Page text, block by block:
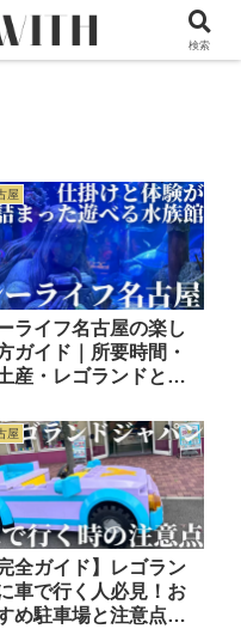
含まれています
屋
ライフ名古屋の楽し
ガイド｜所要時間・
産・レゴランドとの
屋
完全ガイド】レゴラン
車で行く人必見！お
め駐車場と注意点ま
検索